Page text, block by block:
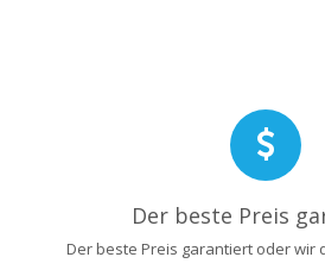
Der beste Preis
Der beste Preis garantiert oder wir